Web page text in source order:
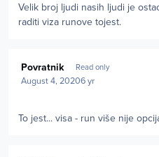
Velik broj ljudi nasih ljudi je
raditi viza runove tojest.
Povratnik Read only
August 4, 20206 yr
To jest... visa - run više nije